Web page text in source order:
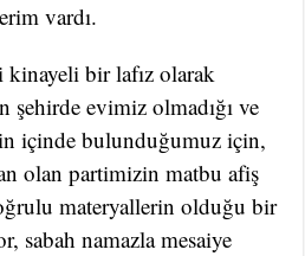
vardı.
bir lafız olarak
şehirde evimiz olmadığı ve
içinde bulunduğumuz için,
olan partimizin matbu afiş
materyallerin olduğu bir
sabah namazla mesaiye